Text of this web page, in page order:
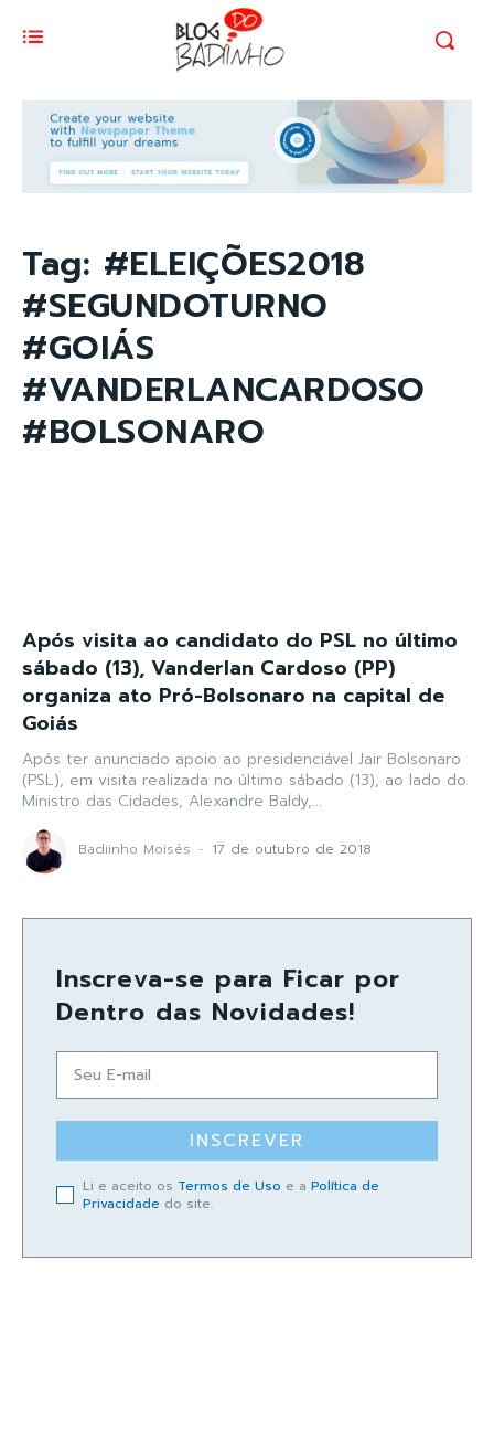
Tag: #ELEIÇÕES2018
#SEGUNDOTURNO
#GOIÁS
#VANDERLANCARDOSO
#BOLSONARO
Após visita ao candidato do PSL no último
sábado (13), Vanderlan Cardoso (PP)
organiza ato Pró-Bolsonaro na capital de
Goiás
Após ter anunciado apoio ao presidenciável Jair Bolsonaro
(PSL), em visita realizada no último sábado (13), ao lado do
Ministro das Cidades, Alexandre Baldy,...
Badiinho Moisés - 17 de outubro de 2018
Inscreva-se para Ficar por
Dentro das Novidades!
INSCREVER
Li e aceito os Termos de Uso e a Política de
Privacidade do site.